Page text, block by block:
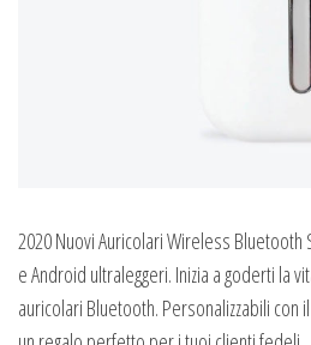
2020 Nuovi Auricolari Wireless Bluetooth
e Android ultraleggeri. Inizia a goderti la
auricolari Bluetooth. Personalizzabili con